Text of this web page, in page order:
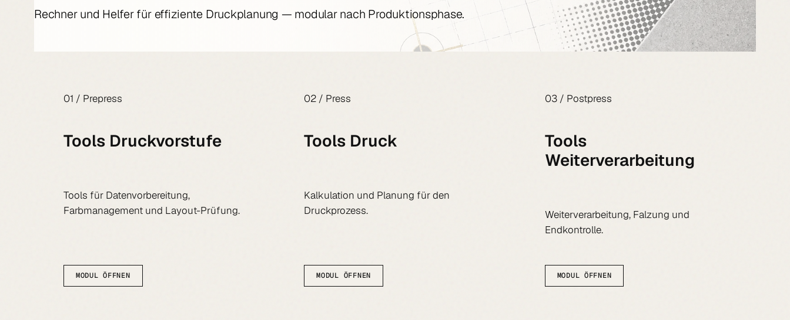
Rechner und Helfer für effiziente Druckplanung — modular nach Produktionsphase.
01 / Prepress
Tools Druckvorstufe
Tools für Datenvorbereitung,
Farbmanagement und Layout-Prüfung.
MODUL ÖFFNEN
02 / Press
Tools Druck
Kalkulation und Planung für den
Druckprozess.
MODUL ÖFFNEN
03 / Postpress
Tools
Weiterverarbeitung
Weiterverarbeitung, Falzung und
Endkontrolle.
MODUL ÖFFNEN